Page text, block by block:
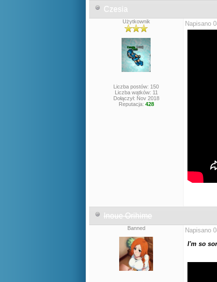
Czesia
Użytkownik
Liczba postów: 150
Liczba wątków: 11
Dołączył: Nov 2018
Reputacja: 428
Napisano
Inoue Orihime
Banned
Napisano
I'm so